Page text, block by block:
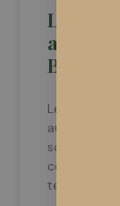
Les
arômes
BIO
Le chanvre
aux effets
composés
terpènes.